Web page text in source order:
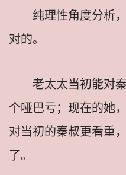
纯理性角度分析
对的。
老太太当初能对
个哑巴亏；现在的她
对当初的秦叔更看重
了。